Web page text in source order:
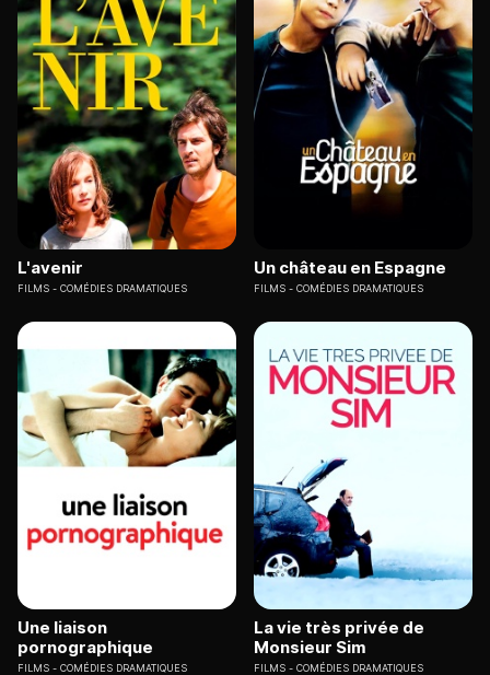
L'avenir
FILMS COMÉDIES DRAMATIQUES
Un château en Espagne
FILMS COMÉDIES DRAMATIQUES
Une liaison
pornographique
FILMS COMÉDIES DRAMATIQUES
La vie très privée de
Monsieur Sim
FILMS COMÉDIES DRAMATIQUES